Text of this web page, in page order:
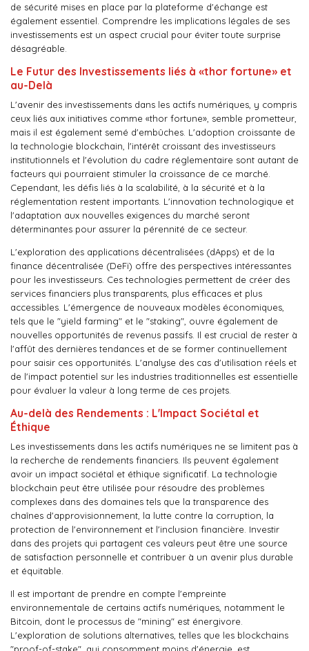
de sécurité mises en place par la plateforme d'échange est
également essentiel. Comprendre les implications légales de ses
investissements est un aspect crucial pour éviter toute surprise
désagréable.
Le Futur des Investissements liés à «thor fortune» et
au-Delà
L'avenir des investissements dans les actifs numériques, y compris
ceux liés aux initiatives comme «thor fortune», semble prometteur,
mais il est également semé d'embûches. L'adoption croissante de
la technologie blockchain, l'intérêt croissant des investisseurs
institutionnels et l'évolution du cadre réglementaire sont autant de
facteurs qui pourraient stimuler la croissance de ce marché.
Cependant, les défis liés à la scalabilité, à la sécurité et à la
réglementation restent importants. L'innovation technologique et
l'adaptation aux nouvelles exigences du marché seront
déterminantes pour assurer la pérennité de ce secteur.
L'exploration des applications décentralisées (dApps) et de la
finance décentralisée (DeFi) offre des perspectives intéressantes
pour les investisseurs. Ces technologies permettent de créer des
services financiers plus transparents, plus efficaces et plus
accessibles. L'émergence de nouveaux modèles économiques,
tels que le "yield farming" et le "staking", ouvre également de
nouvelles opportunités de revenus passifs. Il est crucial de rester à
l'affût des dernières tendances et de se former continuellement
pour saisir ces opportunités. L'analyse des cas d'utilisation réels et
de l'impact potentiel sur les industries traditionnelles est essentielle
pour évaluer la valeur à long terme de ces projets.
Au-delà des Rendements : L'Impact Sociétal et
Éthique
Les investissements dans les actifs numériques ne se limitent pas à
la recherche de rendements financiers. Ils peuvent également
avoir un impact sociétal et éthique significatif. La technologie
blockchain peut être utilisée pour résoudre des problèmes
complexes dans des domaines tels que la transparence des
chaînes d'approvisionnement, la lutte contre la corruption, la
protection de l'environnement et l'inclusion financière. Investir
dans des projets qui partagent ces valeurs peut être une source
de satisfaction personnelle et contribuer à un avenir plus durable
et équitable.
Il est important de prendre en compte l'empreinte
environnementale de certains actifs numériques, notamment le
Bitcoin, dont le processus de "mining" est énergivore.
L'exploration de solutions alternatives, telles que les blockchains